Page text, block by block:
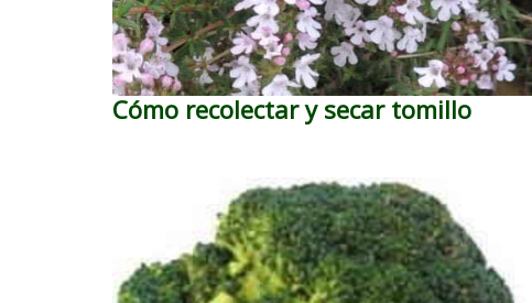
Cómo recolectar y secar tomillo